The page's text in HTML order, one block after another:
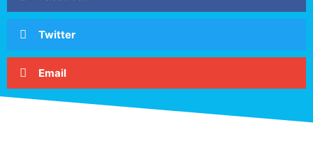
Twitter
Email